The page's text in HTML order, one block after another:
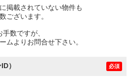
掲載されていない物件も
ございます。
手数ですが、
ムよりお問合せ下さい。
） 必須